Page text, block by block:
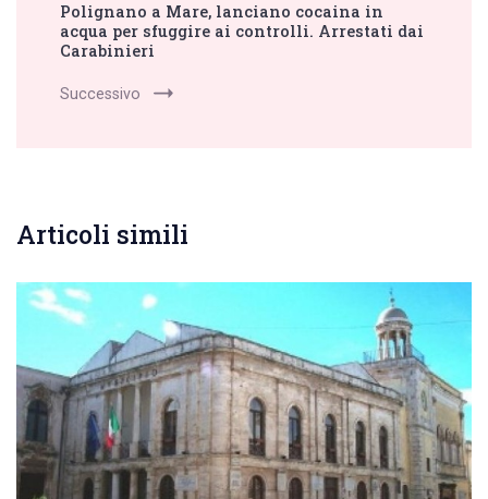
Polignano a Mare, lanciano cocaina in
acqua per sfuggire ai controlli. Arrestati dai
Carabinieri
Successivo
Articoli simili